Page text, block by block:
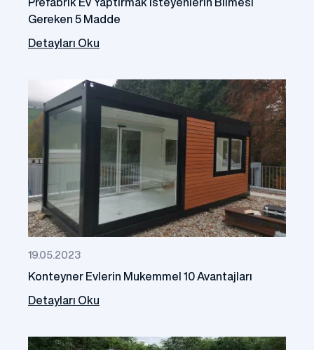
Gereken 5 Madde
Detayları Oku
19.05.2023
Konteyner Evlerin Mukemmel 10 Avantajları
Detayları Oku